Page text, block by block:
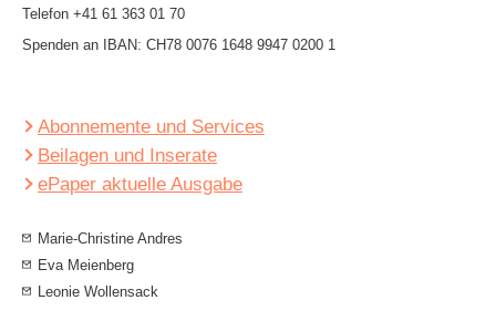
Telefon +41 61 363 01 70
Spenden an IBAN: CH78 0076 1648 9947 0200 1
Abonnemente und Services
Beilagen und Inserate
ePaper aktuelle Ausgabe
Marie-Christine Andres
Eva Meienberg
Leonie Wollensack